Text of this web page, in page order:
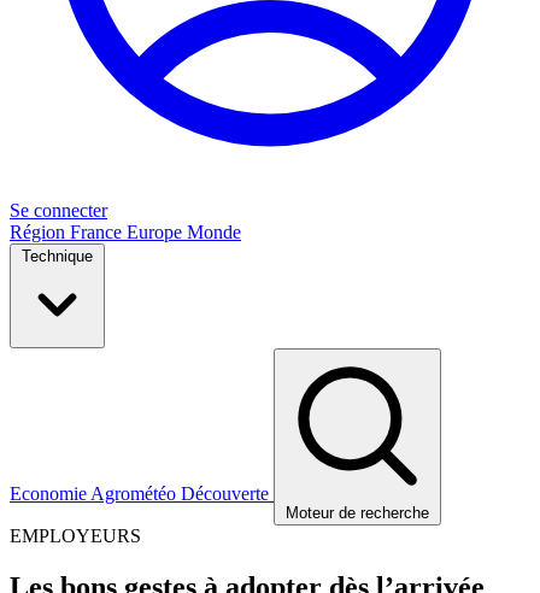
Se connecter
Région France Europe Monde
Technique
Economie Agrométéo Découverte
Moteur de recherche
EMPLOYEURS